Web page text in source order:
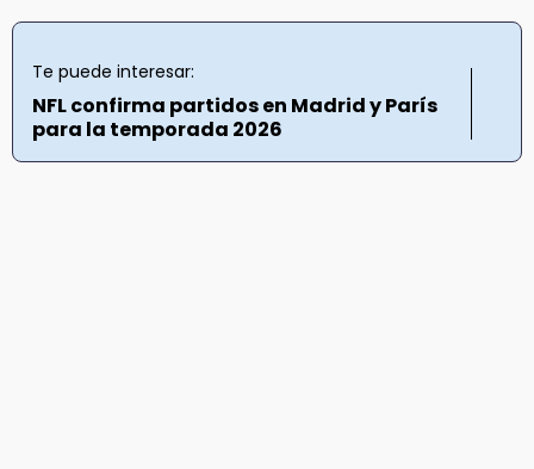
Te puede interesar:
NFL confirma partidos en Madrid y París
para la temporada 2026